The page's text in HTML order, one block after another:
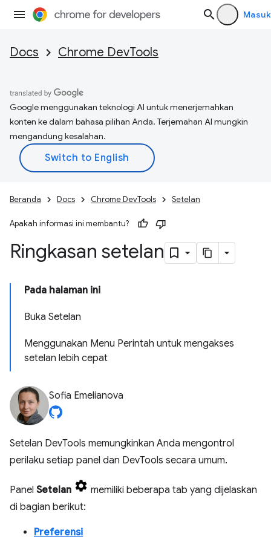
Masuk
Docs Chrome DevTools
Google menggunakan teknologi AI untuk menerjemahkan
konten ke dalam bahasa pilihan Anda. Terjemahan AI mungkin
mengandung kesalahan.
Beranda Docs Chrome DevTools Setelan
Apakah informasi ini membantu?
Ringkasan setelan
Pada halaman ini
Buka Setelan
Menggunakan Menu Perintah untuk mengakses
setelan lebih cepat
Sofia Emelianova
Setelan DevTools memungkinkan Anda mengontrol
perilaku setiap panel dan DevTools secara umum.
Panel Setelan
memiliki beberapa tab yang dijelaskan
di bagian berikut:
Preferensi